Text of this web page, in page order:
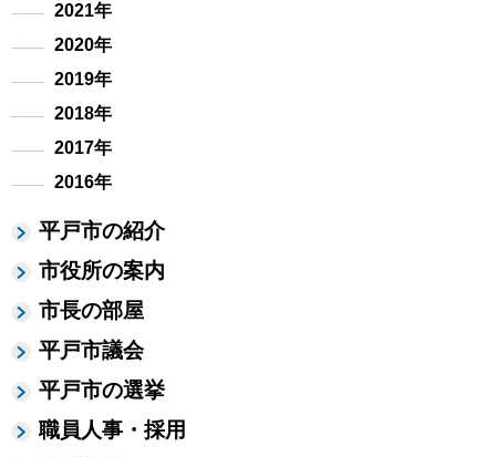
2021年
2020年
2019年
2018年
2017年
2016年
平戸市の紹介
市役所の案内
市長の部屋
平戸市議会
平戸市の選挙
職員人事・採用